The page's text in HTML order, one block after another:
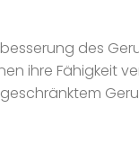
des
ihre Fähigkeit